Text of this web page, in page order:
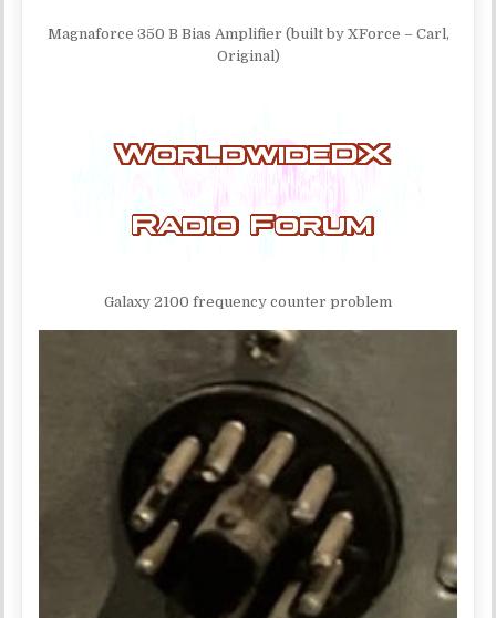
Magnaforce 350 B Bias Amplifier (built by XForce – Carl,
Original)
Galaxy 2100 frequency counter problem